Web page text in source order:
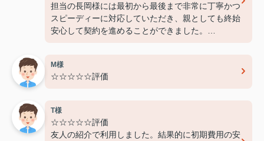
担当の長岡様には最初から最後まで非常に丁寧かつ
スピーディーに対応していただき、親としても終始
安心して契約を進めることができました。
また機会があればぜひ利用させていただきたいと思
います。本当にありがとうございました！
M様
☆☆☆☆☆評価
T様
☆☆☆☆☆評価
友人の紹介で利用しました。結果的に初期費用の安